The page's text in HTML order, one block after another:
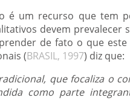
é um recurso que tem
devem
de fato o que
(BRASIL, 1997) diz que:
que focaliza o
como parte